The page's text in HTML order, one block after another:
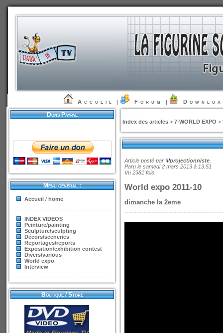
Accueil | Forum |
Dons Paypal
Menu général :
Accueil / home
INDEX VIDEOS
Peinture/painting
Sculpture/sculpting
Décors/sceneries
Reportages/reports
Exposition/exhibition contest
Divers/various
World expo
Interview
Boutique / Store
Index des articles> 7-WORLD EXPO >
Article posté par Ψprojectionniste.
Paru le samedi 2 mars 2013 à 13:51
Vu 2381 fois.
World expo 2011-10
dimanche la 2eme